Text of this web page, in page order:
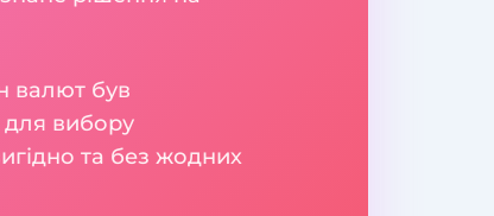
валют був
для вибору
та без жодних